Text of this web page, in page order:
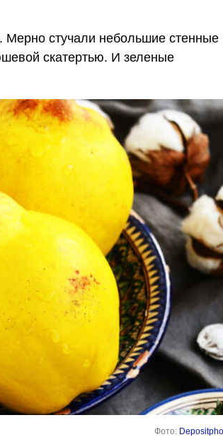
стучали небольшие стенные
скатертью. И зеленые
Фото: